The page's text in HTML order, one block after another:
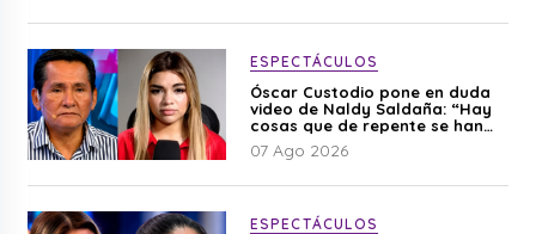
ESPECTÁCULOS
Óscar Custodio pone en duda
video de Naldy Saldaña: “Hay
cosas que de repente se han
editado”
07 Ago 2026
ESPECTÁCULOS